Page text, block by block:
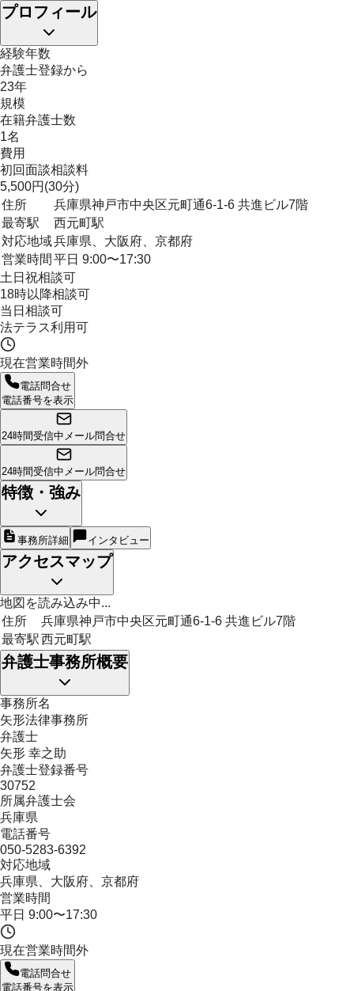
プロフィール
経験年数
弁護士登録から
23年
規模
在籍弁護士数
1名
費用
初回面談相談料
5,500円(30分)
住所
兵庫県神戸市中央区元町通6-1-6 共進ビル7階
最寄駅
西元町駅
対応地域兵庫県、大阪府、京都府
営業時間 平日 9:00〜17:30
土日祝相談可
18時以降相談可
当日相談可
法テラス利用可
現在営業時間外
電話問合せ
電話番号を表示
24時間受信中 メール問合せ
24時間受信中 メール問合せ
特徴・強み
事務所詳細 インタビュー
アクセスマップ
地図を読み込み中...
住所
兵庫県神戸市中央区元町通6-1-6 共進ビル7階
最寄駅西元町駅
弁護士事務所概要
事務所名
矢形法律事務所
弁護士
矢形 幸之助
弁護士登録番号
30752
所属弁護士会
兵庫県
電話番号
050-5283-6392
対応地域
兵庫県、大阪府、京都府
営業時間
平日 9:00〜17:30
現在営業時間外
電話問合せ
電話番号を表示